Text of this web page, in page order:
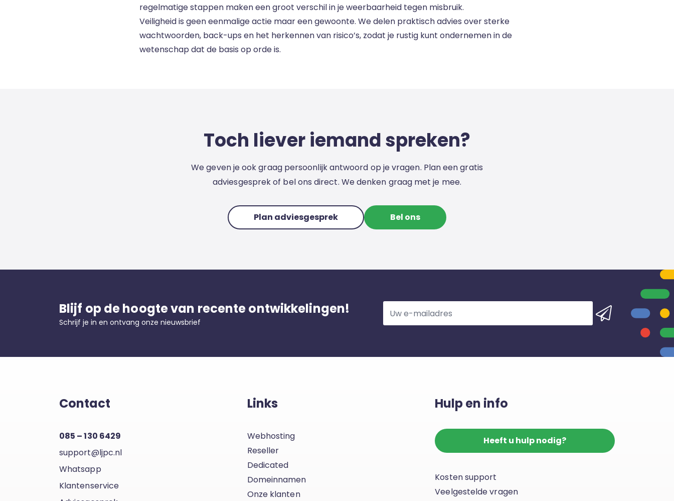
regelmatige stappen maken een groot verschil in je weerbaarheid tegen misbruik.
Veiligheid is geen eenmalige actie maar een gewoonte. We delen praktisch advies over sterke
wachtwoorden, back-ups en het herkennen van risico’s, zodat je rustig kunt ondernemen in de
wetenschap dat de basis op orde is.
Toch liever iemand spreken?
We geven je ook graag persoonlijk antwoord op je vragen. Plan een gratis
adviesgesprek of bel ons direct. We denken graag met je mee.
Plan adviesgesprek Bel ons
Blijf op de hoogte van recente ontwikkelingen!
Schrijf je in en ontvang onze nieuwsbrief
Contact
085 – 130 6429
support@ljpc.nl
Whatsapp
Klantenservice
Links
Webhosting
Reseller
Dedicated
Domeinnamen
Onze klanten
Hulp en info
Heeft u hulp nodig?
Kosten support
Veelgestelde vragen